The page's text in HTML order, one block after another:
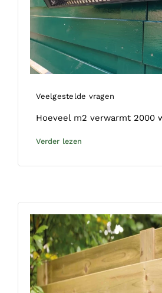
Veelgestelde vragen
Hoeveel m2 verwarmt 2000
Verder lezen